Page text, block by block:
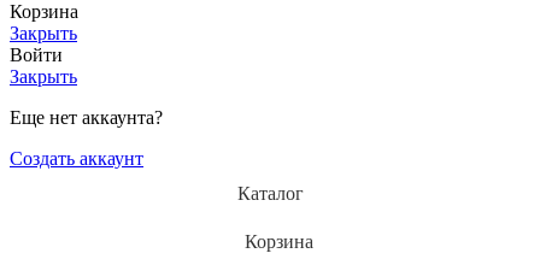
Корзина
Закрыть
Войти
Закрыть
Еще нет аккаунта?
Создать аккаунт
Каталог
Корзина